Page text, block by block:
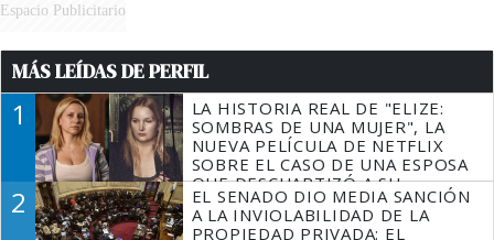
Espacio Publicitario
MÁS LEÍDAS DE PERFIL
1
LA HISTORIA REAL DE "ELIZE:
SOMBRAS DE UNA MUJER", LA
NUEVA PELÍCULA DE NETFLIX
SOBRE EL CASO DE UNA ESPOSA
QUE DESCUARTIZÓ A SU
MARIDO
2
EL SENADO DIO MEDIA SANCIÓN
A LA INVIOLABILIDAD DE LA
PROPIEDAD PRIVADA: EL